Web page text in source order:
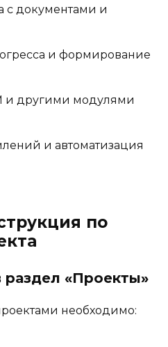
с документами и
и формирование
и другими модулями
и автоматизация
по
«Проекты»
необходимо: